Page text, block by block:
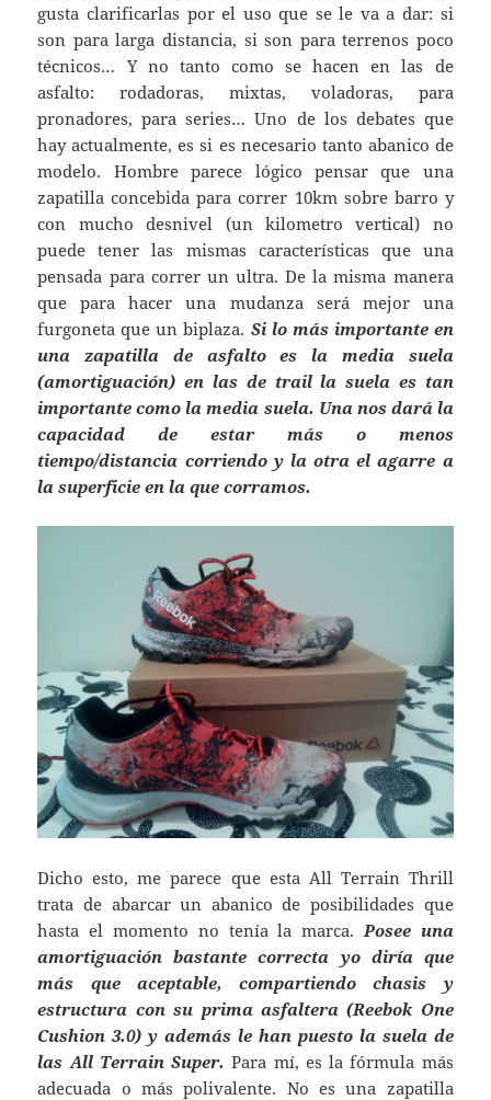
gusta clarificarlas por el uso que se le va a dar: si
son para larga distancia, si son para terrenos poco
técnicos… Y no tanto como se hacen en las de
asfalto: rodadoras, mixtas, voladoras, para
pronadores, para series… Uno de los debates que
hay actualmente, es si es necesario tanto abanico de
modelo. Hombre parece lógico pensar que una
zapatilla concebida para correr 10km sobre barro y
con mucho desnivel (un kilometro vertical) no
puede tener las mismas características que una
pensada para correr un ultra. De la misma manera
que para hacer una mudanza será mejor una
furgoneta que un biplaza. Si lo más importante en
una zapatilla de asfalto es la media suela
(amortiguación) en las de trail la suela es tan
importante como la media suela. Una nos dará la
capacidad de estar más o menos
tiempo/distancia corriendo y la otra el agarre a
la superficie en la que corramos.
Dicho esto, me parece que esta All Terrain Thrill
trata de abarcar un abanico de posibilidades que
hasta el momento no tenía la marca. Posee una
amortiguación bastante correcta yo diría que
más que aceptable, compartiendo chasis y
estructura con su prima asfaltera (Reebok One
Cushion 3.0) y además le han puesto la suela de
las All Terrain Super. Para mí, es la fórmula más
adecuada o más polivalente. No es una zapatilla